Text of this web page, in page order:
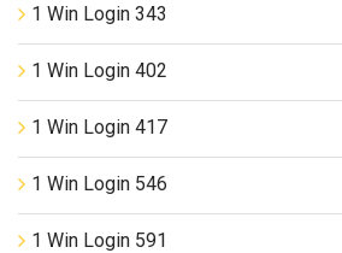
1 Win Login 343
1 Win Login 402
1 Win Login 417
1 Win Login 546
1 Win Login 591